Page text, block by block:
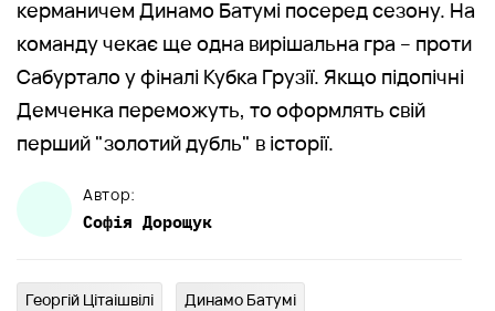
керманичем Динамо Батумі посеред сезону. На
команду чекає ще одна вирішальна гра – проти
Сабуртало у фіналі Кубка Грузії. Якщо підопічні
Демченка переможуть, то оформлять свій
перший "золотий дубль" в історії.
Автор:
Софія Дорощук
Георгій Цітаішвілі Динамо Батумі